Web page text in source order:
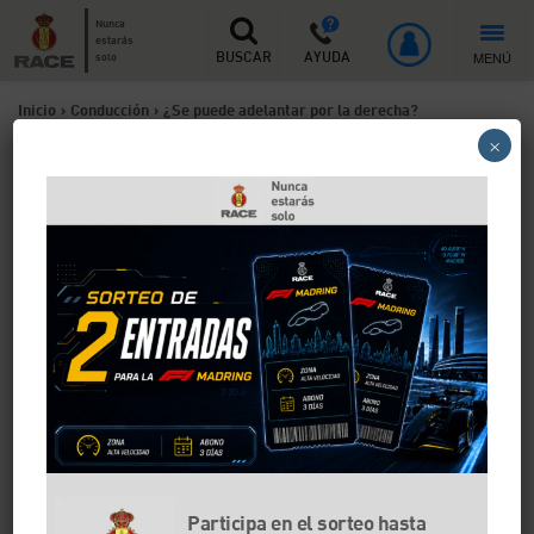
Nunca
estarás
solo
BUSCAR AYUDA MENÚ
Inicio > Conducción > ¿Se puede adelantar por la derecha?
En España, el Reglamento General de Circulación
obliga a que, de forma habitual, tengas que circular
por el carril derecho. Si quieres adelantar, debes
hacerlo por la izquierda, aunque hay ciertas
excepciones. No obstante, no circular por la derecha
es una mala práctica que puede implicar una sanción
grave de hasta 200 euros.
Participa en el sorteo hasta
×